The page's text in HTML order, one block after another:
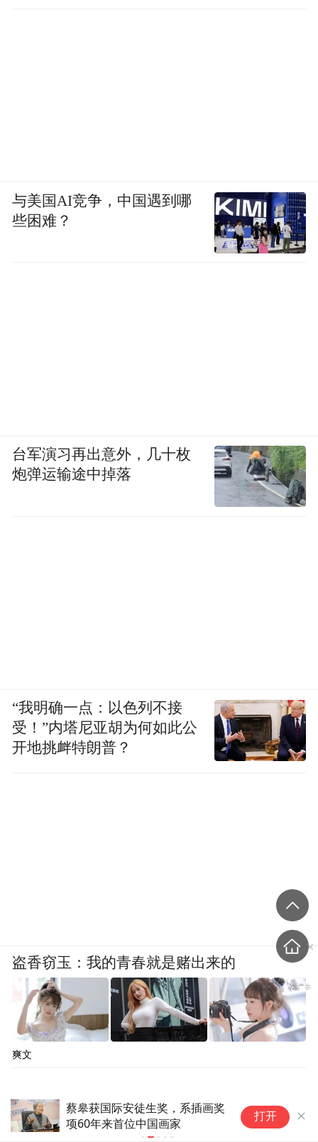
《歆之六》
张卫 江苏省中国画学会副会长
画奖
浙江宣传：让“青椒”手握更多机
会
打开
与美国AI竞争，中国遇到哪
些困难？
台军演习再出意外，几十枚
炮弹运输途中掉落
“我明确一点：以色列不接
受！”内塔尼亚胡为何如此公
开地挑衅特朗普？
盗香窃玉：我的青春就是赌出来的
爽文